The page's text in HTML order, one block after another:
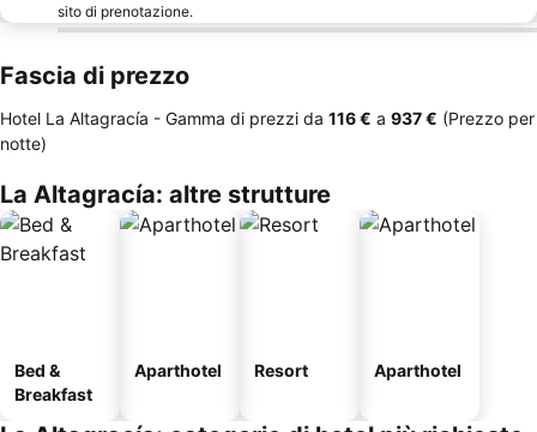
sito di prenotazione.
Fascia di prezzo
Hotel La Altagracía - Gamma di prezzi da ‎116 € a ‎937 € (Prezzo per
notte)
La Altagracía: altre strutture
Bed &
Breakfast
Aparthotel Resort Aparthotel